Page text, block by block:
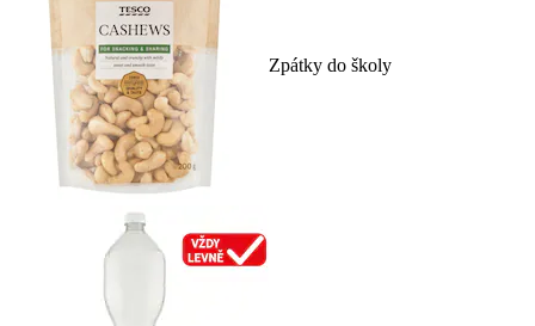
Zpátky do školy